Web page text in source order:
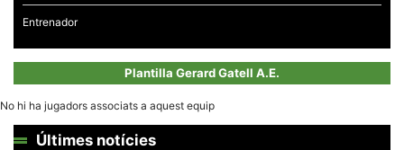
Entrenador
Plantilla Gerard Gatell A.E.
No hi ha jugadors associats a aquest equip
Últimes notícies
necessàries
tècnic de la
web.